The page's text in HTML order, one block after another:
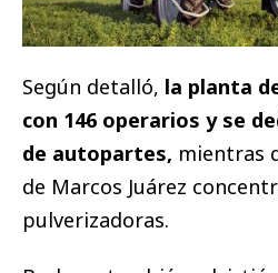
Según detalló, la planta
con 146 operarios y se
de autopartes, mientras
de Marcos Juárez
pulverizadoras.